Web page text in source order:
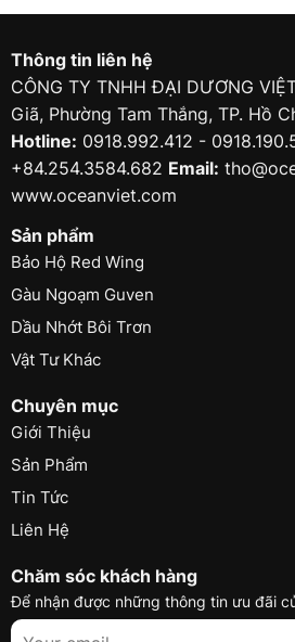
Thông tin liên hệ
CÔNG TY TNHH ĐẠI DƯƠNG
Giã, Phường Tam Thắng, TP. Hồ
Hotline: 0918.992.412 -
+84.254.3584.682 Email:
www.oceanviet.com
Sản phẩm
Bảo Hộ Red Wing
Gàu Ngoạm Guven
Dầu Nhớt Bôi Trơn
Vật Tư Khác
Chuyên mục
Giới Thiệu
Sản Phẩm
Tin Tức
Liên Hệ
Chăm sóc khách hàng
Để nhận được những thông tin ưu đãi